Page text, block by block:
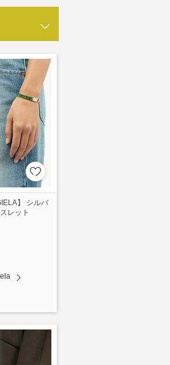
】 シルバ
レット